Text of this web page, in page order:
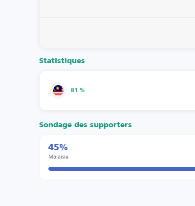
Statistiques
81 %
Sondage des supporters
45%
Malaisie